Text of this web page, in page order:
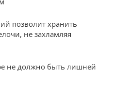
позволит хранить
не захламляя
не должно быть лишней